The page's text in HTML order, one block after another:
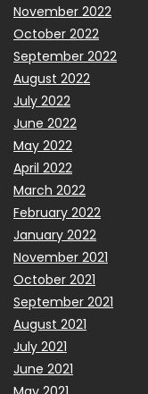
November 2022
October 2022
September 2022
August 2022
July 2022
June 2022
May 2022
April 2022
March 2022
February 2022
January 2022
November 2021
October 2021
September 2021
August 2021
July 2021
June 2021